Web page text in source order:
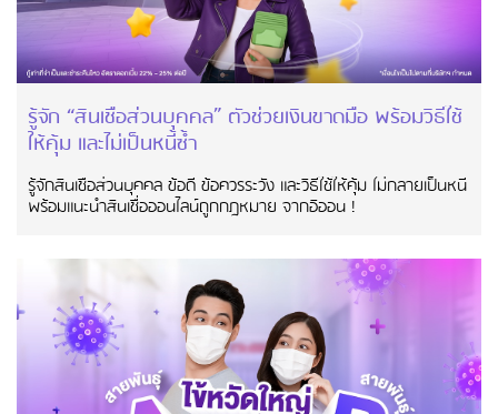
รู้จัก “สินเชื่อส่วนบุคคล” ตัวช่วยเงินขาดมือ พร้อมวิธีใช้
ให้คุ้ม และไม่เป็นหนี้ซ้ำ
รู้จักสินเชื่อส่วนบุคคล ข้อดี ข้อควรระวัง และวิธีใช้ให้คุ้ม ไม่กลายเป็นหนี้
พร้อมแนะนำสินเชื่อออนไลน์ถูกกฎหมาย จากอิออน !